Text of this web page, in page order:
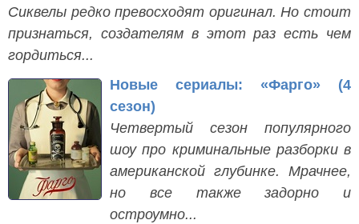
Сиквелы редко превосходят оригинал. Но стоит
признаться, создателям в этот раз есть чем
гордиться...
Новые сериалы: «Фарго» (4
сезон)
Четвертый сезон популярного
шоу про криминальные разборки в
американской глубинке. Мрачнее,
но все также задорно и
остроумно...